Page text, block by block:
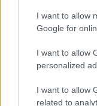
I want to allow
Google for
I want to allow
personalized
I want to allow
related to
szóban
ezek tökéletlenül
pozitív
bonyolult és
hozzá.
„A zeneterápia